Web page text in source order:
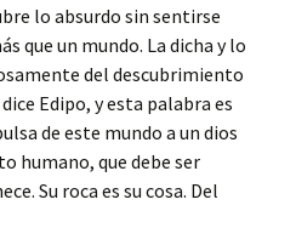
lo absurdo sin sentirse
que un mundo. La dicha y lo
del descubrimiento
Edipo, y esta palabra es
de este mundo a un dios
humano, que debe ser
Su roca es su cosa. Del